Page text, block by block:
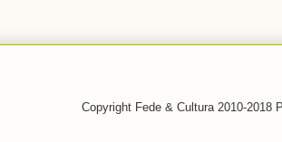
Copyright Fede & Cultura 2010-2018